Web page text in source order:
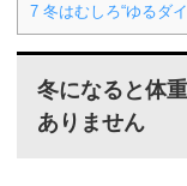
7 冬はむしろ“ゆるダ
冬になると体
ありません